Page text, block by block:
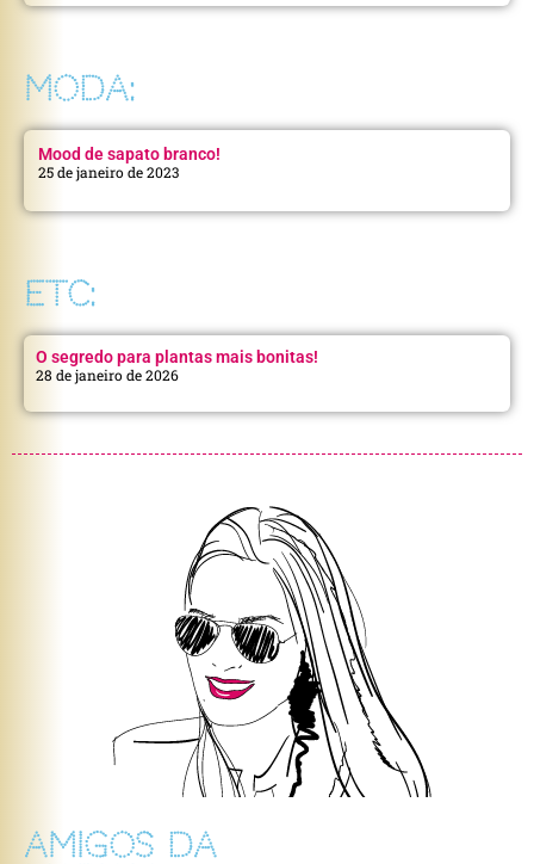
MODA:
Mood de sapato branco!
25 de janeiro de 2023
ETC:
O segredo para plantas mais bonitas!
28 de janeiro de 2026
AMIGOS DA